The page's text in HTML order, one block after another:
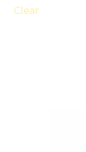
Clear